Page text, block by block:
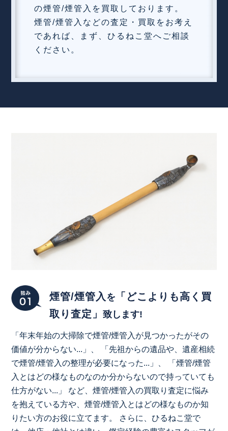
の煙管/煙管入を買取しております。
煙管/煙管入などの査定・買取をお考え
であれば、まず、ひるねこ堂へご相談
ください。
煙管/煙管入 を
「どこよりも高く買
取り査定」致します!
「年末年始の大掃除で煙管/煙管入が見つかったがその
価値が分からない...」、 「先祖からの遺品や、遺産相続
で煙管/煙管入の整理が必要になった...」、 「煙管/煙管
入とはどの様なものなのか分からないので持っていても
仕方がない...」 など、煙管/煙管入の買取り査定に悩み
を抱えている方や、煙管/煙管入とはどの様なものか知
りたい方のお役に立てます。 さらに、ひるねこ堂で